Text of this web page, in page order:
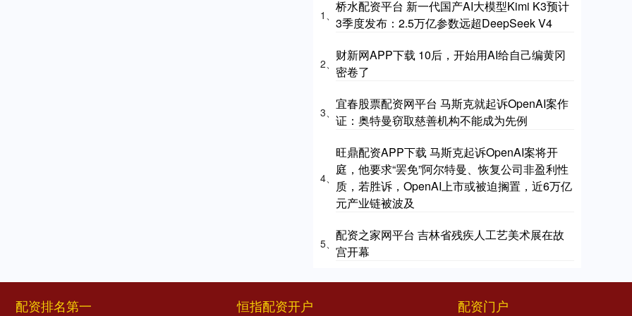
1、
桥水配资平台 新一代国产AI大模型Kimi K3预计
3季度发布：2.5万亿参数远超DeepSeek V4
2、
财新网APP下载 10后，开始用AI给自己编黄冈
密卷了
3、
宜春股票配资网平台 马斯克就起诉OpenAI案作
证：奥特曼窃取慈善机构不能成为先例
4、
旺鼎配资APP下载 马斯克起诉OpenAI案将开
庭，他要求“罢免”阿尔特曼、恢复公司非盈利性
质，若胜诉，OpenAI上市或被迫搁置，近6万亿
元产业链被波及
5、
配资之家网平台 吉林省残疾人工艺美术展在故
宫开幕
配资排名第一 恒指配资开户 配资门户